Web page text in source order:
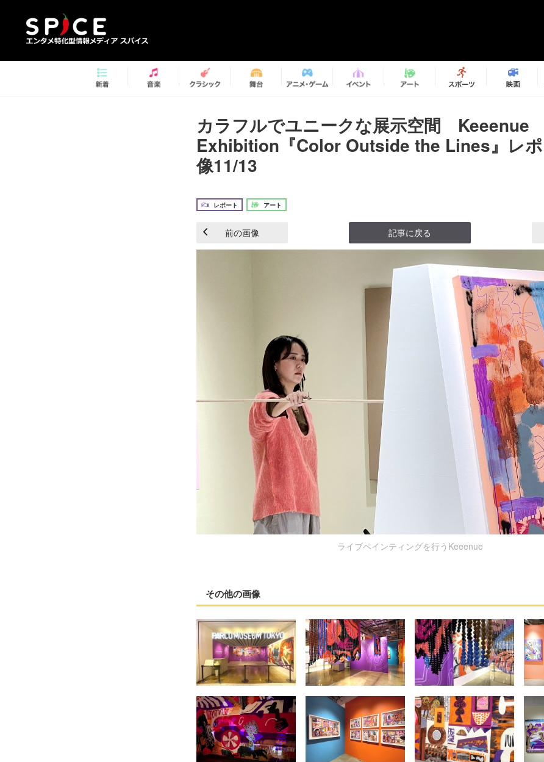
カラフルでユニークな展示空間 Keeenue
Exhibition『Color Outside the Lines』レ
像11/13
レポート アート
前の画像 記事に戻る
ライブペインティングを行うKeeenue
その他の画像